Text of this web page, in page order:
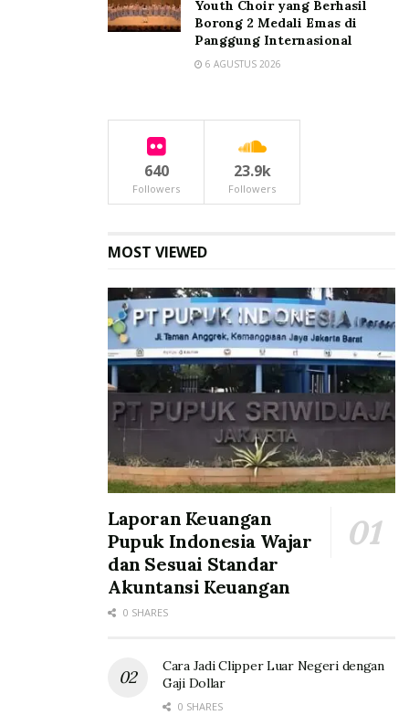
Youth Choir yang Berhasil
Borong 2 Medali Emas di
Panggung Internasional
6 AGUSTUS 2026
640
Followers
23.9k
Followers
MOST VIEWED
Laporan Keuangan
Pupuk Indonesia Wajar
dan Sesuai Standar
Akuntansi Keuangan
0 SHARES
Cara Jadi Clipper Luar Negeri dengan
Gaji Dollar
0 SHARES